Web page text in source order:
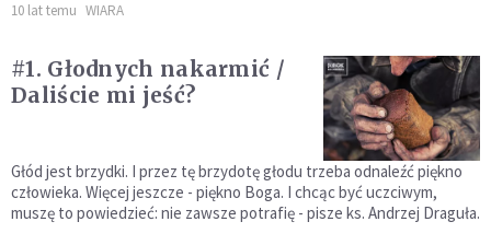
10 lat temu WIARA
#1. Głodnych nakarmić /
Daliście mi jeść?
Głód jest brzydki. I przez tę brzydotę głodu trzeba odnaleźć piękno
człowieka. Więcej jeszcze - piękno Boga. I chcąc być uczciwym,
muszę to powiedzieć: nie zawsze potrafię - pisze ks. Andrzej Draguła.